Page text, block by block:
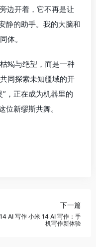
边开着，它不再是让
静的助手。我的大脑和
体。
竭与绝望，而是一种
同探索未知疆域的开
，正在成为机器里的
位新缪斯共舞。
下一篇
14 AI 写作 小米 14 AI 写作：手
机写作新体验